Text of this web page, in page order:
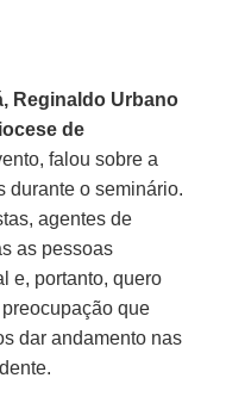
Reginaldo Urbano
de
falou sobre a
durante o seminário.
agentes de
as pessoas
e, portanto, quero
que
dar andamento nas